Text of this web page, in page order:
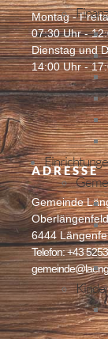
Montag -
07:30 Uhr -
Dienstag und
14:00 Uhr -
ADRESSE
Gemeinde
6444
Telefon: +43